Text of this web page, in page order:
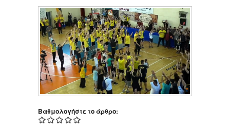
Βαθμολογήστε το άρθρο: